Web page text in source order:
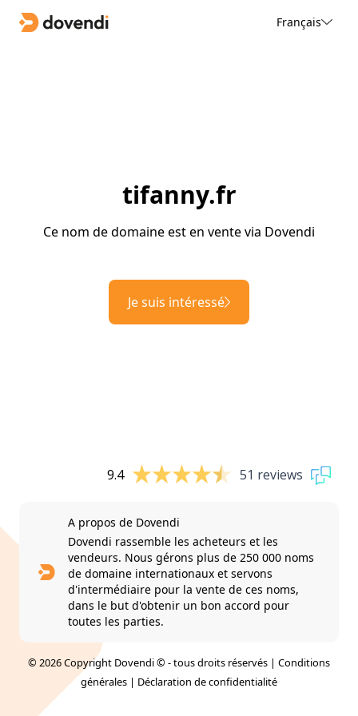
Français
tifanny.fr
Ce nom de domaine est en vente via Dovendi
Je suis intéressé
9.4 51 reviews
A propos de Dovendi
Dovendi rassemble les acheteurs et les
vendeurs. Nous gérons plus de 250 000 noms
de domaine internationaux et servons
d'intermédiaire pour la vente de ces noms,
dans le but d'obtenir un bon accord pour
toutes les parties.
© 2026 Copyright Dovendi © - tous droits réservés | Conditions
générales | Déclaration de confidentialité